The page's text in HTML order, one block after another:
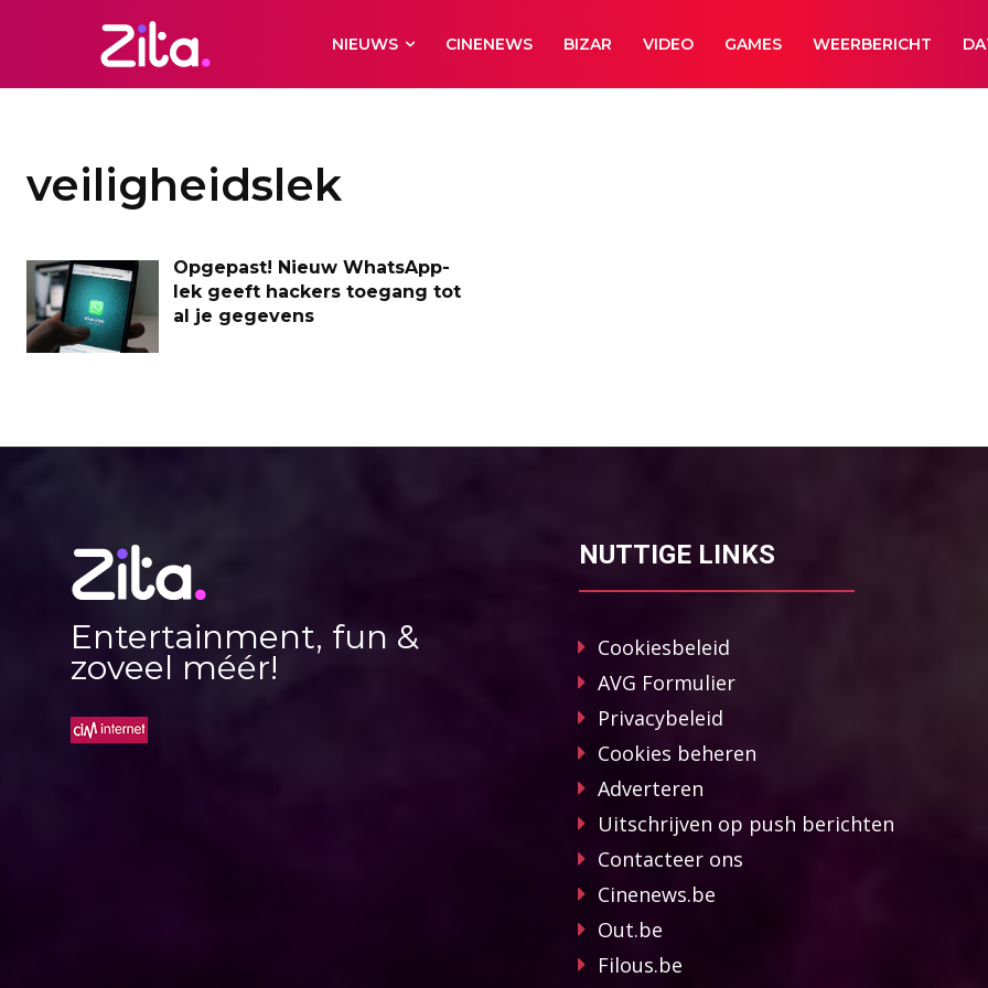
NIEUWS CINENEWS BIZAR VIDEO GAMES WEERBERICHT
veiligheidslek
Opgepast! Nieuw WhatsApp-
lek geeft hackers toegang tot
al je gegevens
Entertainment, fun &
zoveel méér!
NUTTIGE LINKS
Cookiesbeleid
AVG Formulier
Privacybeleid
Cookies beheren
Adverteren
Uitschrijven op push berichten
Contacteer ons
Cinenews.be
Out.be
Filous.be